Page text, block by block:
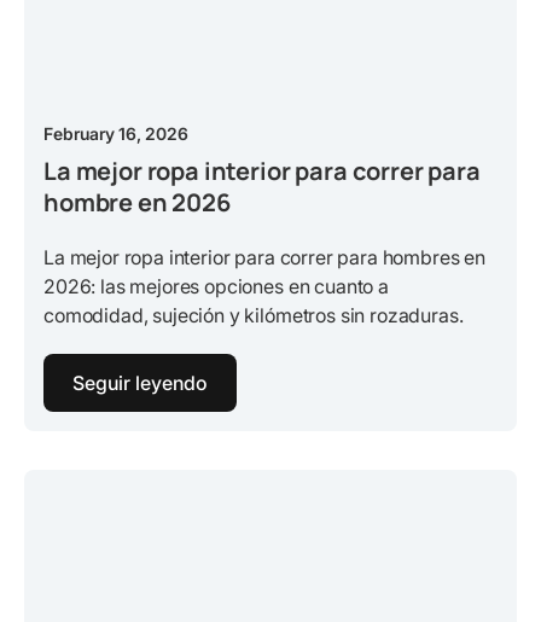
February 16, 2026
La mejor ropa interior para correr para
hombre en 2026
La mejor ropa interior para correr para hombres en
2026: las mejores opciones en cuanto a
comodidad, sujeción y kilómetros sin rozaduras.
Seguir leyendo